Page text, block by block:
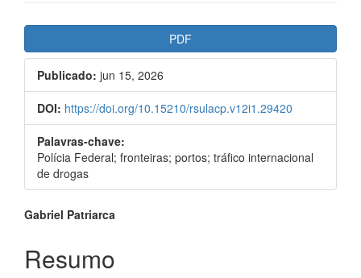
PDF
Publicado: jun 15, 2026
DOI: https://doi.org/10.15210/rsulacp.v12i1.29420
Palavras-chave:
Polícia Federal; fronteiras; portos; tráfico internacional
de drogas
Gabriel Patriarca
Resumo